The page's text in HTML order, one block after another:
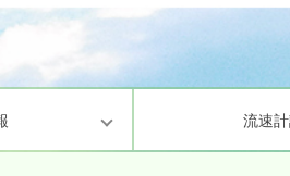
流速